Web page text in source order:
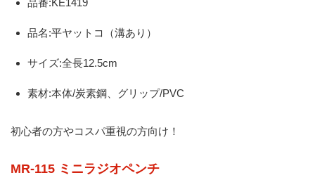
品番:KE1419
品名:平ヤットコ（溝あり）
サイズ:全長12.5cm
素材:本体/炭素鋼、グリップ/PVC
初心者の方やコスパ重視の方向け！
MR-115 ミニラジオペンチ